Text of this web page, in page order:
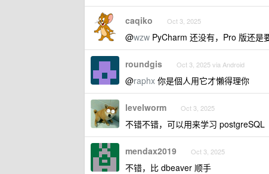
caqiko Oct 3, 2025
@wzw PyCharm 还没有，Pro 版还是
roundgis Oct 3, 2025 via Android
@raphx 你是個人用它才懶得理你
levelworm Oct 3, 2025
不错不错，可以用来学习 postgreSQL
mendax2019 Oct 3, 2025
不错，比 dbeaver 顺手